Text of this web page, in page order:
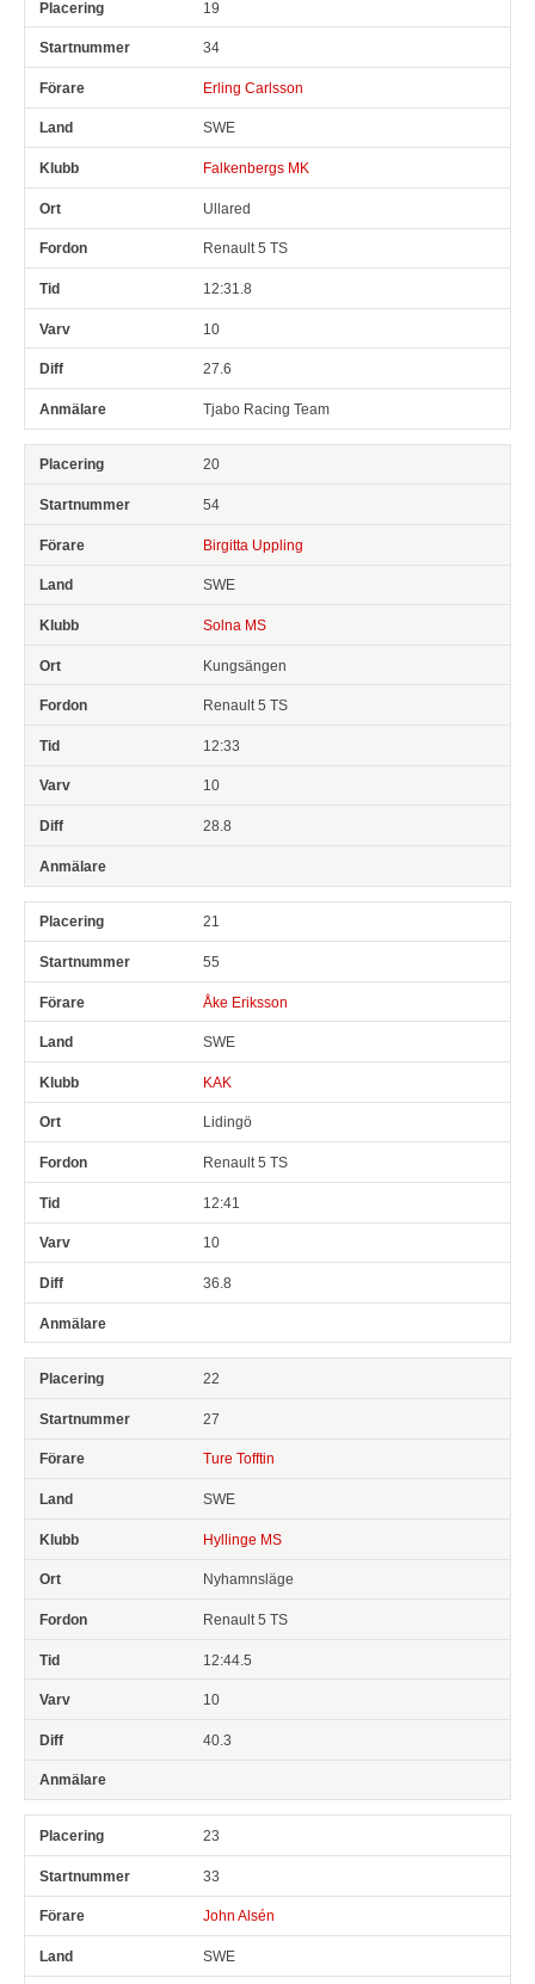
19
34
Erling Carlsson
SWE
Falkenbergs MK
Ullared
Renault 5 TS
12:31.8
10
27.6
Tjabo Racing Team
20
54
Birgitta Uppling
SWE
Solna MS
Kungsängen
Renault 5 TS
12:33
10
28.8
21
55
Åke Eriksson
SWE
KAK
Lidingö
Renault 5 TS
12:41
10
36.8
22
27
Ture Tofftin
SWE
Hyllinge MS
Nyhamnsläge
Renault 5 TS
12:44.5
10
40.3
23
33
John Alsén
SWE